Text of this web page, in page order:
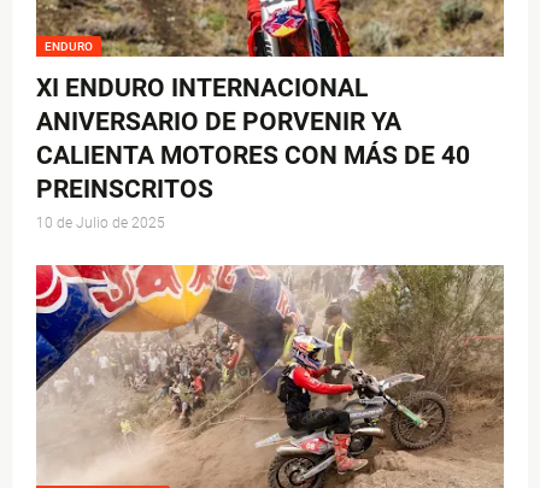
ENDURO
XI ENDURO INTERNACIONAL
ANIVERSARIO DE PORVENIR YA
CALIENTA MOTORES CON MÁS DE 40
PREINSCRITOS
10 de Julio de 2025